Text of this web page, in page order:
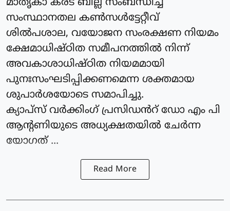
മാതൃകാ കരട് ബില്ല് സംബന്ധിച്ച
സംസ്ഥാനതല കൺസൾട്ടേറ്റീവ്
ശിൽപശാല, വയോജന സംരക്ഷണ നിയമം
ക്ഷേമാധിഷ്ഠിത സമീപനത്തിൽ നിന്ന്
അവകാശാധിഷ്ഠിത നിയമമായി
പുനഃസംഘടിപ്പിക്കണമെന്ന ശക്തമായ
ശുപാർശയോടെ സമാപിച്ചു.
ക്യാപ്‌സ് വർക്കിംഗ്‌ പ്രസിഡൻറ് ഡോ എം പി
ആന്റണിയുടെ അധ്യക്ഷതയിൽ ചേർന്ന
യോഗത് ...
Read More